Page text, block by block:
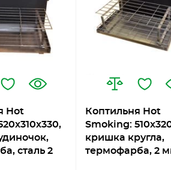
Hot
сталь 2
Коптильня Hot
Smoking:
кришка кругла,
термофарба, 2